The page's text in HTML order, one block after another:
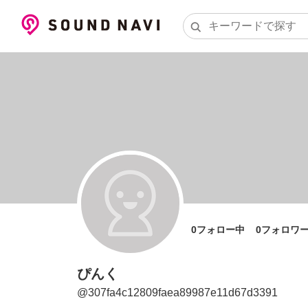
ぴんく
@307fa4c12809faea89987e11d67d3391
0フォロー中 0フォロワ